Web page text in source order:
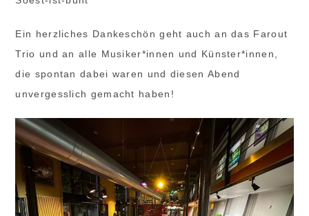
Ein herzliches Dankeschön geht auch an das Farout
Trio und an alle Musiker*innen und Künster*innen,
die spontan dabei waren und diesen Abend
unvergesslich gemacht haben!